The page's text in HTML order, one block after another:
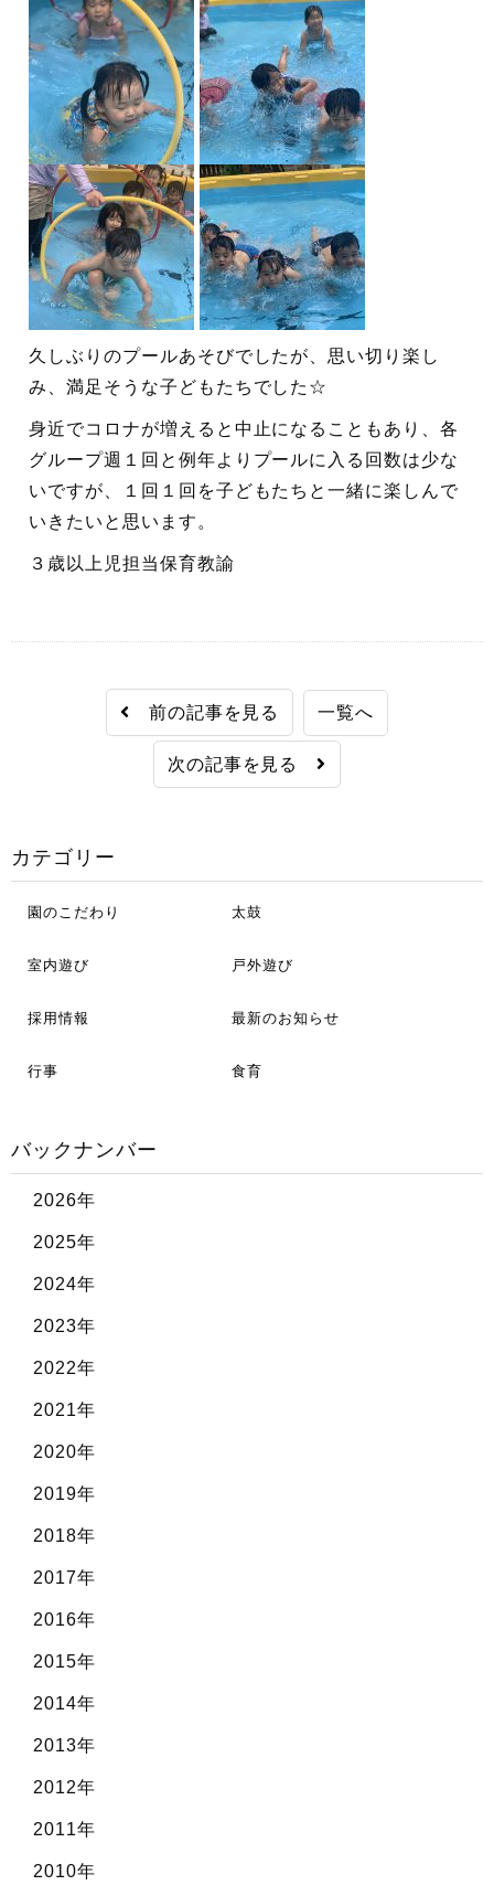
久しぶりのプールあそびでしたが、思い切り楽し
み、満足そうな子どもたちでした☆
身近でコロナが増えると中止になることもあり、各
グループ週１回と例年よりプールに入る回数は少な
いですが、１回１回を子どもたちと一緒に楽しんで
いきたいと思います。
３歳以上児担当保育教諭
前の記事を見る 一覧へ
次の記事を見る
カテゴリー
園のこだわり 太鼓
室内遊び 戸外遊び
採用情報 最新のお知らせ
行事 食育
バックナンバー
2026年
2025年
2024年
2023年
2022年
2021年
2020年
2019年
2018年
2017年
2016年
2015年
2014年
2013年
2012年
2011年
2010年